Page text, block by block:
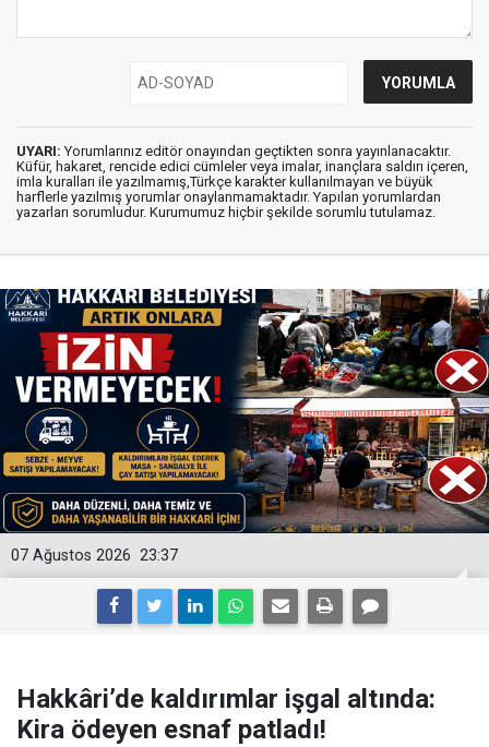
UYARI: Yorumlarınız editör onayından geçtikten sonra yayınlanacaktır.
Küfür, hakaret, rencide edici cümleler veya imalar, inançlara saldırı içeren,
imla kuralları ile yazılmamış,Türkçe karakter kullanılmayan ve büyük
harflerle yazılmış yorumlar onaylanmamaktadır. Yapılan yorumlardan
yazarları sorumludur. Kurumumuz hiçbir şekilde sorumlu tutulamaz.
23:37
07 Ağustos 2026
Hakkâri’de kaldırımlar işgal altında:
Kira ödeyen esnaf patladı!